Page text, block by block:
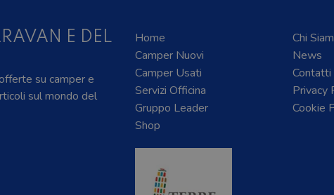
E DEL
su camper e
sul mondo del
Home
Camper Nuovi
Camper Usati
Servizi Officina
Gruppo Leader
Shop
Chi
News
Contatti
Privacy
Cookie